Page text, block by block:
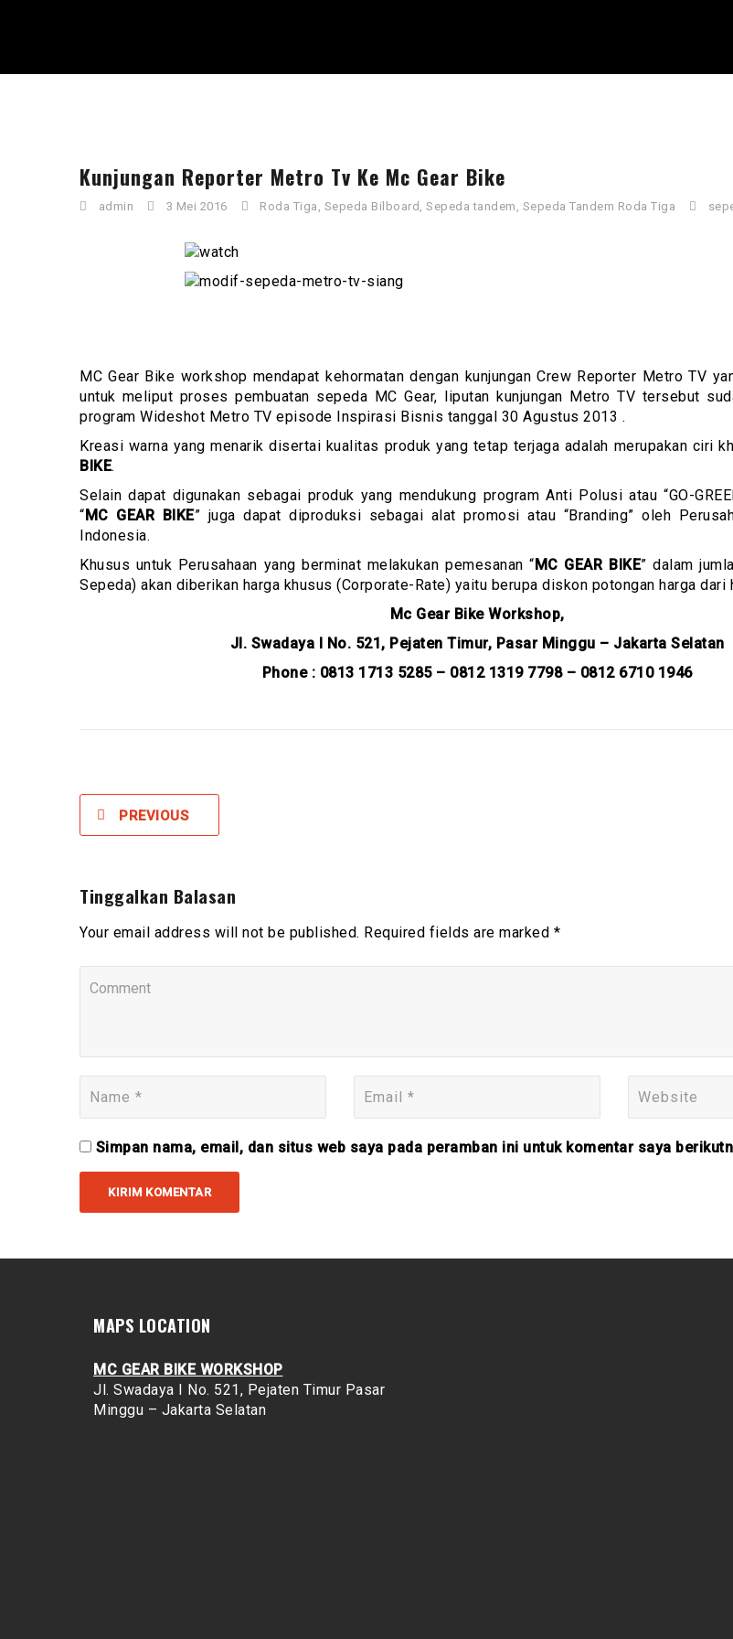
Kunjungan Reporter Metro Tv Ke Mc Gear Bike
admin 3 Mei 2016 Roda Tiga , Sepeda Bilboard , Sepeda tandem , Sepeda Tandem Roda Tiga
MC Gear Bike workshop mendapat kehormatan dengan kunjungan Crew Reporter Metro TV
untuk meliput proses pembuatan sepeda MC Gear, liputan kunjungan Metro TV tersebut
program Wideshot Metro TV episode Inspirasi Bisnis tanggal 30 Agustus 2013 .
Kreasi warna yang menarik disertai kualitas produk yang tetap terjaga adalah merupakan ciri
BIKE.
Selain dapat digunakan sebagai produk yang mendukung program Anti Polusi atau “GO-
“MC GEAR BIKE” juga dapat diproduksi sebagai alat promosi atau “Branding” oleh
Indonesia.
Khusus untuk Perusahaan yang berminat melakukan pemesanan “MC GEAR BIKE” dalam
Sepeda) akan diberikan harga khusus (Corporate-Rate) yaitu berupa diskon potongan harga dari
Mc Gear Bike Workshop,
Jl. Swadaya I No. 521, Pejaten Timur, Pasar Minggu – Jakarta Selatan
Phone : 0813 1713 5285 – 0812 1319 7798 – 0812 6710 1946
PREVIOUS
Tinggalkan Balasan
Your email address will not be published. Required fields are marked *
Simpan nama, email, dan situs web saya pada peramban ini untuk komentar saya
MAPS LOCATION
MC GEAR BIKE WORKSHOP
Jl. Swadaya I No. 521, Pejaten Timur Pasar
Minggu – Jakarta Selatan